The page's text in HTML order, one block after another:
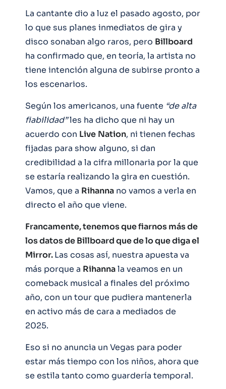
La cantante dio a luz el pasado agosto, por
lo que sus planes inmediatos de gira y
disco sonaban algo raros, pero Billboard
ha confirmado que, en teoría, la artista no
tiene intención alguna de subirse pronto a
los escenarios.
Según los americanos, una fuente “de alta
fiabilidad”les ha dicho que ni hay un
acuerdo con Live Nation, ni tienen fechas
fijadas para show alguno, si dan
credibilidad a la cifra millonaria por la que
se estaría realizando la gira en cuestión.
Vamos, que a Rihanna no vamos a verla en
directo el año que viene.
Francamente, tenemos que fiarnos más de
los datos de Billboard que de lo que diga el
Mirror.Las cosas así, nuestra apuesta va
más porque a Rihannala veamos en un
comeback musical a finales del próximo
año, con un tour que pudiera mantenerla
en activo más de cara a mediados de
2025.
Eso si no anuncia un Vegas para poder
estar más tiempo con los niños, ahora que
se estila tanto como guardería temporal.